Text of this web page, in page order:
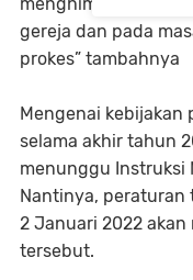
gereja dan pada
prokes” tambahnya
Mengenai kebijakan
selama akhir tahun
menunggu Instruksi
Nantinya, peraturan
2 Januari 2022
tersebut.